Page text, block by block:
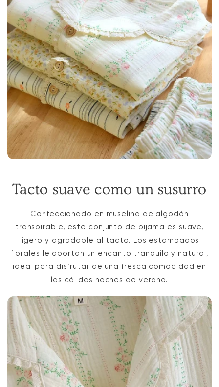
Tacto suave como un susurro
Confeccionado en muselina de algodón
transpirable, este conjunto de pijama es suave,
ligero y agradable al tacto. Los estampados
florales le aportan un encanto tranquilo y natural,
ideal para disfrutar de una fresca comodidad en
las cálidas noches de verano.